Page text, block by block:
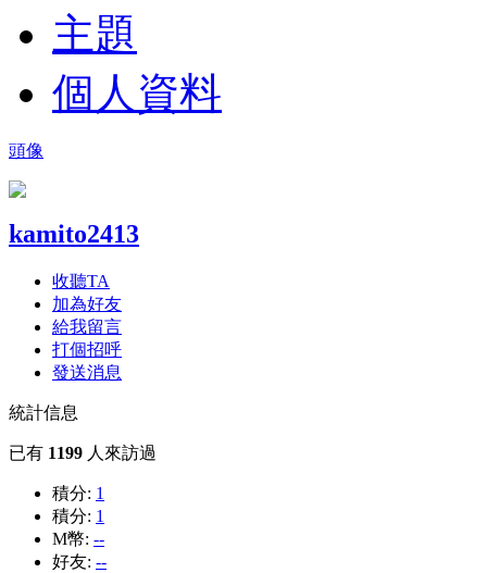
主題
個人資料
頭像
kamito2413
收聽TA
加為好友
給我留言
打個招呼
發送消息
統計信息
已有 1199 人來訪過
積分: 1
積分: 1
M幣: --
好友: --